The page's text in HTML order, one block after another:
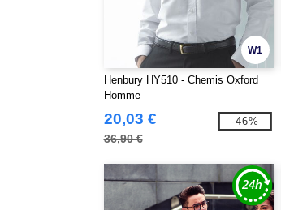
W1
Henbury HY510 - Chemis Oxford
Homme
20,03 €
36,90 €
-46%